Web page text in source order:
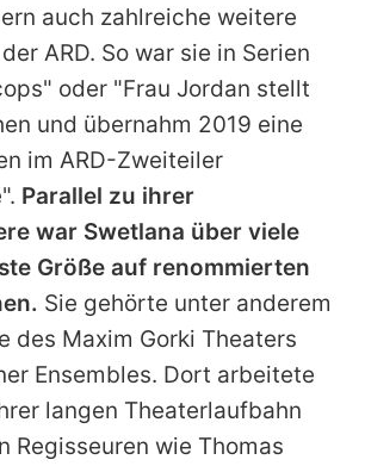
auch zahlreiche weitere
ARD. So war sie in Serien
oder "Frau Jordan stellt
und übernahm 2019 eine
im ARD-Zweiteiler
Parallel zu ihrer
war Swetlana über viele
Größe auf renommierten
Sie gehörte unter anderem
des Maxim Gorki Theaters
Ensembles. Dort arbeitete
langen Theaterlaufbahn
Regisseuren wie Thomas